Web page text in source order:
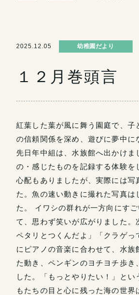
2025.12.05 幼稚園だより
１２月巻頭言
紅葉した葉が風に舞う園庭で、
の信頼関係を深め、遊びに夢中に
先日年中組は、水族館へ出かけ
の・感じたものを記録する体験
心配もありましたが、実際には
た。魚の速い動きに撮れた写真
た。 イワシの群れが一方向にす
て、思わず笑いが広がりました
ペタリとつくんだよ」「クラゲ
にピアノの音楽に合わせて、水
た動き、ペンギンのヨチヨチ歩
した。「もっとやりたい！」と
もたちの目と心に残った海の世界